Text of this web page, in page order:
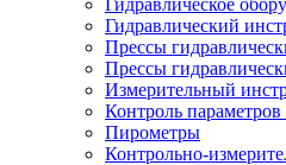
Гидравлическое
Гидравлический
Прессы
Прессы
Измерительный
Контроль
Пирометры
Контрольно-